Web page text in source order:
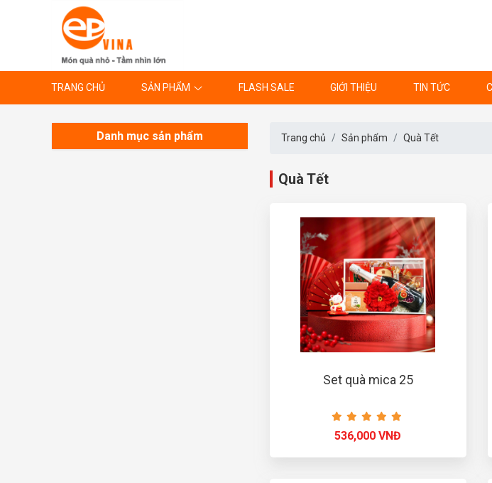
TRANG CHỦ SẢN PHẨM FLASH SALE GIỚI THIỆU TIN TỨC
Trang chủ Sản phẩm Quà Tết
Quà Tết
Set quà mica 25
536,000 VNĐ
Danh mục sản phẩm